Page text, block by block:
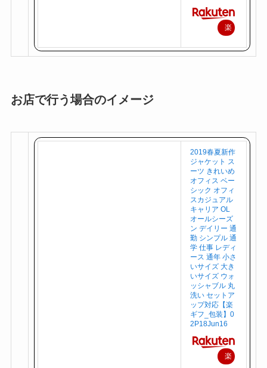
楽
お店で行う場合のイメージ
2019春夏新作
ジャケット ス
ーツ きれいめ
オフィス ベー
シック オフィ
スカジュアル
キャリア OL
オールシーズ
ン デイリー 通
勤 シンプル 通
学 仕事 レディ
ース 通年 小さ
いサイズ 大き
いサイズ ウォ
ッシャブル 丸
洗い セットア
ップ対応【楽
ギフ_包装】0
2P18Jun16
楽